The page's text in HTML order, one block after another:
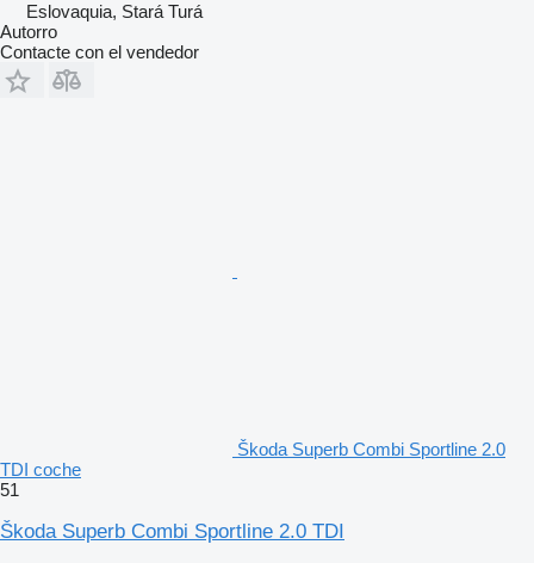
Eslovaquia, Stará Turá
Autorro
Contacte con el vendedor
Škoda Superb Combi Sportline 2.0
TDI coche
51
Škoda Superb Combi Sportline 2.0 TDI